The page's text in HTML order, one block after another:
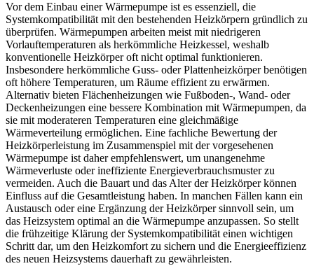
Vor dem Einbau einer Wärmepumpe ist es essenziell, die
Systemkompatibilität mit den bestehenden Heizkörpern gründlich zu
überprüfen. Wärmepumpen arbeiten meist mit niedrigeren
Vorlauftemperaturen als herkömmliche Heizkessel, weshalb
konventionelle Heizkörper oft nicht optimal funktionieren.
Insbesondere herkömmliche Guss- oder Plattenheizkörper benötigen
oft höhere Temperaturen, um Räume effizient zu erwärmen.
Alternativ bieten Flächenheizungen wie Fußboden-, Wand- oder
Deckenheizungen eine bessere Kombination mit Wärmepumpen, da
sie mit moderateren Temperaturen eine gleichmäßige
Wärmeverteilung ermöglichen. Eine fachliche Bewertung der
Heizkörperleistung im Zusammenspiel mit der vorgesehenen
Wärmepumpe ist daher empfehlenswert, um unangenehme
Wärmeverluste oder ineffiziente Energieverbrauchsmuster zu
vermeiden. Auch die Bauart und das Alter der Heizkörper können
Einfluss auf die Gesamtleistung haben. In manchen Fällen kann ein
Austausch oder eine Ergänzung der Heizkörper sinnvoll sein, um
das Heizsystem optimal an die Wärmepumpe anzupassen. So stellt
die frühzeitige Klärung der Systemkompatibilität einen wichtigen
Schritt dar, um den Heizkomfort zu sichern und die Energieeffizienz
des neuen Heizsystems dauerhaft zu gewährleisten.